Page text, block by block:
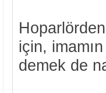
için,
demek de